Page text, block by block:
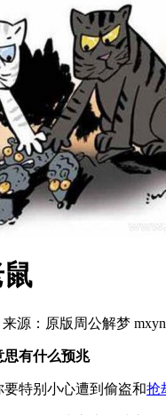
来源：原版周公解梦
思有什么预兆
要特别小心遭到偷盗和抢